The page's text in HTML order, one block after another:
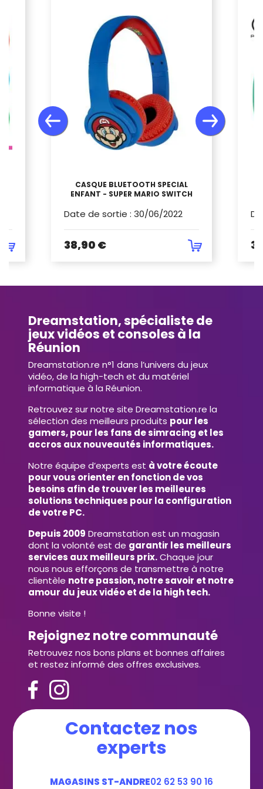
CASQUE BLUETOOTH SPECIAL
ENFANT - SUPER MARIO SWITCH
Date de sortie : 30/06/2022
38,90 €
Dreamstation, spécialiste de
jeux vidéos et consoles à la
Réunion
Dreamstation.re n°1 dans l’univers du jeux
vidéo, de la high-tech et du matériel
informatique à la Réunion.
Retrouvez sur notre site Dreamstation.re la
sélection des meilleurs produits pour les
gamers, pour les fans de simracing et les
accros aux nouveautés informatiques.
Notre équipe d’experts est à votre écoute
pour vous orienter en fonction de vos
besoins afin de trouver les meilleures
solutions techniques pour la configuration
de votre PC.
Depuis 2009 Dreamstation est un magasin
dont la volonté est de garantir les meilleurs
services aux meilleurs prix.Chaque jour
nous nous efforçons de transmettre à notre
clientèle notre passion, notre savoir et notre
amour du jeux vidéo et de la high tech.
Bonne visite !
Rejoignez notre communauté
Retrouvez nos bons plans et bonnes affaires
et restez informé des offres exclusives.
Contactez nos
experts
MAGASINS ST-ANDRE02 62 53 90 16